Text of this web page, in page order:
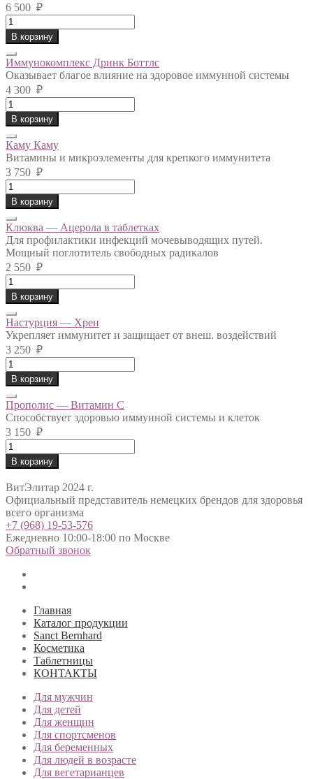
6 500 ₽
Beauty
Дринк
Боттлс
quantity
В корзину
Иммунокомплекс Дринк Боттлс
Оказывает благое влияние на здоровое иммунной системы
4 300 ₽
Иммунокомплекс
Дринк
Боттлс
quantity
В корзину
Каму Каму
Витамины и микроэлементы для крепкого иммунитета
3 750 ₽
Каму
Каму
quantity
В корзину
Клюква — Ацерола в таблетках
Для профилактики инфекций мочевыводящих путей.
Мощный поглотитель свободных радикалов
2 550 ₽
Клюква
-
Ацерола
в
таблетках
quantity
В корзину
Настурция — Хрен
Укрепляет иммунитет и защищает от внеш. воздействий
3 250 ₽
Настурция
-
Хрен
quantity
В корзину
Прополис — Витамин С
Способствует здоровью иммунной системы и клеток
3 150 ₽
Прополис
-
Витамин
С
quantity
В корзину
ВитЭлитар 2024 г.
Официальный представитель немецких брендов для здоровья
всего организма
+7 (968) 19-53-576
Ежедневно 10:00-18:00 по Москве
Обратный звонок
Главная
Каталог продукции
Sanct Bernhard
Косметика
Таблетницы
КОНТАКТЫ
Для мужчин
Для детей
Для женщин
Для спортсменов
Для беременных
Для людей в возрасте
Для вегетарианцев